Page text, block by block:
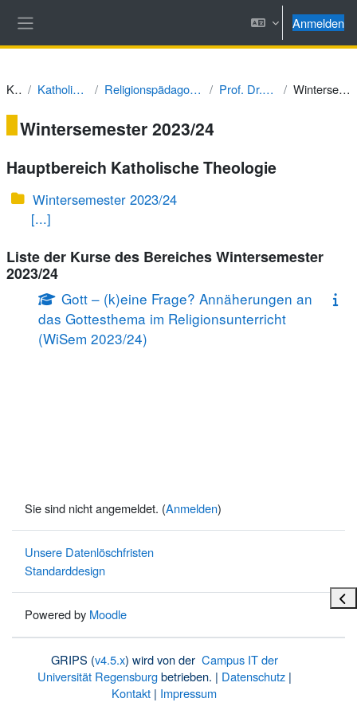
Anmelden
Kurse Katholische Theologie Religionspädagogik und Didaktik des RU Prof. Dr. Burkard Porzelt Wintersemester 2023/24
Wintersemester 2023/24
Hauptbereich Katholische Theologie
Wintersemester 2023/24
[...]
Liste der Kurse des Bereiches Wintersemester
2023/24
Gott – (k)eine Frage? Annäherungen an
das Gottesthema im Religionsunterricht
(WiSem 2023/24)
Sie sind nicht angemeldet. (Anmelden)
Unsere Datenlöschfristen
Standarddesign
Powered by Moodle
GRIPS (v4.5.x) wird von der Campus IT der
Universität Regensburgbetrieben. | Datenschutz|
Kontakt | Impressum